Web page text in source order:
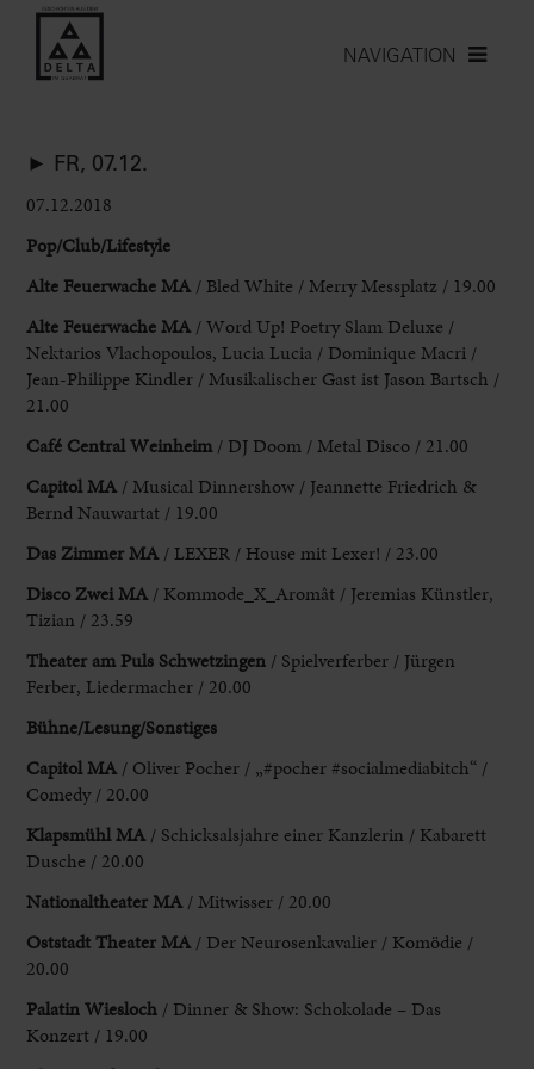
NAVIGATION
► FR, 07.12.
07.12.2018
Pop/Club/Lifestyle
Alte Feuerwache MA / Bled White / Merry Messplatz / 19.00
Alte Feuerwache MA / Word Up! Poetry Slam Deluxe /
Nektarios Vlachopoulos, Lucia Lucia / Dominique Macri /
Jean-Philippe Kindler / Musikalischer Gast ist Jason Bartsch /
21.00
Café Central Weinheim / DJ Doom / Metal Disco / 21.00
Capitol MA / Musical Dinnershow / Jeannette Friedrich &
Bernd Nauwartat / 19.00
Das Zimmer MA / LEXER / House mit Lexer! / 23.00
Disco Zwei MA / Kommode_X_Aromât / Jeremias Künstler,
Tizian / 23.59
Theater am Puls Schwetzingen / Spielverferber / Jürgen
Ferber, Liedermacher / 20.00
Bühne/Lesung/Sonstiges
Capitol MA / Oliver Pocher / „#pocher #socialmediabitch“ /
Comedy / 20.00
Klapsmühl MA / Schicksalsjahre einer Kanzlerin / Kabarett
Dusche / 20.00
Nationaltheater MA / Mitwisser / 20.00
Oststadt Theater MA / Der Neurosenkavalier / Komödie /
20.00
Palatin Wiesloch / Dinner & Show: Schokolade – Das
Konzert / 19.00